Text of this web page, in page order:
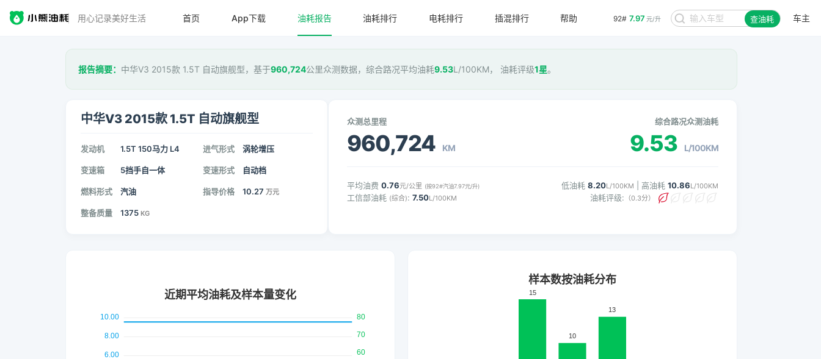
用心记录美好生活 92# 7.97 元/升 查油耗 车主
首页 App下载 油耗报告 油耗排行 电耗排行 插混排行 帮助
报告摘要： 中华V3 2015款 1.5T 自动旗舰型，基于960,724公里众测数据，综合路况平均油耗9.53L/100KM， 油耗评级1星。
中华V3 2015款 1.5T 自动旗舰型
发动机 1.5T 150马力 L4 进气形式 涡轮增压
变速箱 5挡手自一体 变速形式 自动档
燃料形式 汽油 指导价格 10.27 万元
整备质量 1375 KG
众测总里程
960,724 KM
综合路况众测油耗
9.53 L/100KM
平均油费 0.76元/公里 (按92#汽油7.97元/升)
工信部油耗 (综合): 7.50L/100KM
低油耗 8.20L/100KM | 高油耗 10.86L/100KM
油耗评级: （0.3分）